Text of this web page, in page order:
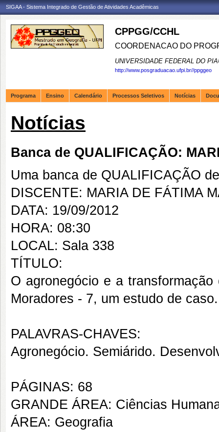
SIGAA - Sistema Integrado de Gestão de Atividades Acadêmicas
CPPGG/CCHL
COORDENACAO DO
UNIVERSIDADE FEDERAL DO
http://www.posgraduacao.ufpi.br//ppggeo
Programa Ensino Calendário Processos Seletivos Notícias
Notícias
Banca de QUALIFICAÇÃO:
Uma banca de QUALIFICAÇÃO
DISCENTE: MARIA DE FÁTIMA
DATA: 19/09/2012
HORA: 08:30
LOCAL: Sala 338
TÍTULO:
O agronegócio e a
Moradores - 7, um estudo de
PALAVRAS-CHAVES:
Agronegócio. Semiárido.
PÁGINAS: 68
GRANDE ÁREA: Ciências
ÁREA: Geografia